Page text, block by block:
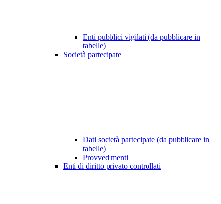
Enti pubblici vigilati (da pubblicare in
tabelle)
Società partecipate
Dati società partecipate (da pubblicare in
tabelle)
Provvedimenti
Enti di diritto privato controllati